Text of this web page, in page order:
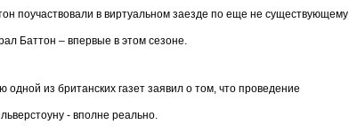
поучаствовали в виртуальном заезде по еще не существующему
Баттон – впервые в этом сезоне.
из британских газет заявил о том, что проведение
- вполне реально.